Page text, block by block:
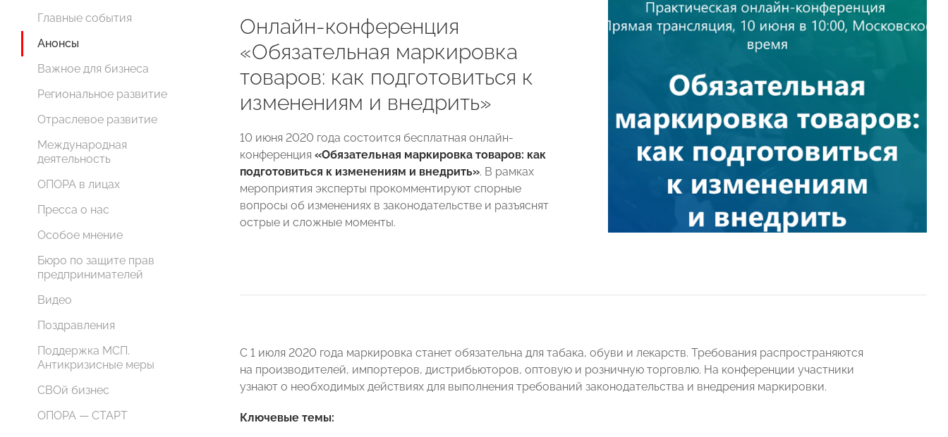
Главные события
Анонсы
Важное для бизнеса
Региональное развитие
Отраслевое развитие
Международная
деятельность
ОПОРА в лицах
Пресса о нас
Особое мнение
Бюро по защите прав
предпринимателей
Видео
Поздравления
Поддержка МСП.
Антикризисные меры
СВОй бизнес
ОПОРА — СТАРТ
Онлайн-конференция
«Обязательная маркировка
товаров: как подготовиться к
изменениям и внедрить»
10 июня 2020 года состоится бесплатная онлайн-
конференция «Обязательная маркировка товаров: как
подготовиться к изменениям и внедрить». В рамках
мероприятия эксперты прокомментируют спорные
вопросы об изменениях в законодательстве и разъяснят
острые и сложные моменты.
С 1 июля 2020 года маркировка станет обязательна для табака, обуви и лекарств. Требования распространяются
на производителей, импортеров, дистрибьюторов, оптовую и розничную торговлю. На конференции участники
узнают о необходимых действиях для выполнения требований законодательства и внедрения маркировки.
Ключевые темы: